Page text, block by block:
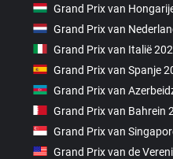
Grand Prix van
Grand Prix van
Grand Prix van Italië
Grand Prix van Spanje
Grand Prix van
Grand Prix van Bahrein
Grand Prix van
Grand Prix van de